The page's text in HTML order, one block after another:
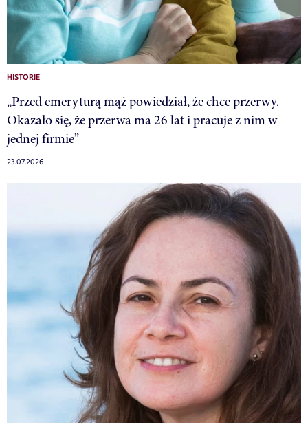
HISTORIE
„Przed emeryturą mąż powiedział, że chce przerwy.
Okazało się, że przerwa ma 26 lat i pracuje z nim w
jednej firmie”
23.07.2026